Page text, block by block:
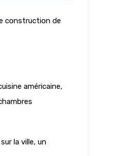
construction de
américaine,
la ville, un